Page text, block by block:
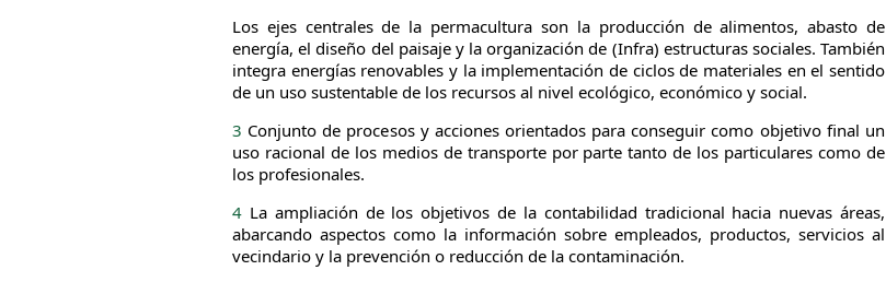
Los ejes centrales de la permacultura son la producción de alimentos, abasto de
energía, el diseño del paisaje y la organización de (Infra) estructuras sociales. También
integra energías renovables y la implementación de ciclos de materiales en el sentido
de un uso sustentable de los recursos al nivel ecológico, económico y social.
3 Conjunto de procesos y acciones orientados para conseguir como objetivo final un
uso racional de los medios de transporte por parte tanto de los particulares como de
los profesionales.
4 La ampliación de los objetivos de la contabilidad tradicional hacia nuevas áreas,
abarcando aspectos como la información sobre empleados, productos, servicios al
vecindario y la prevención o reducción de la contaminación.